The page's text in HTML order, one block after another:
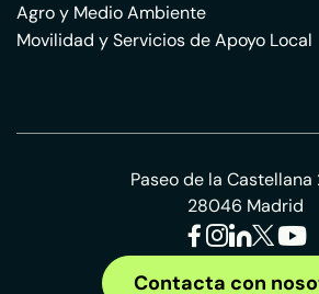
Agro y Medio Ambiente
Movilidad y Servicios de Apoyo Local
Paseo de la Castellana
28046 Madrid
Contacta con